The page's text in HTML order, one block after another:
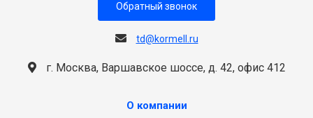
Обратный звонок
td@kormell.ru
г. Москва, Варшавское шоссе, д. 42, офис 412
О компании